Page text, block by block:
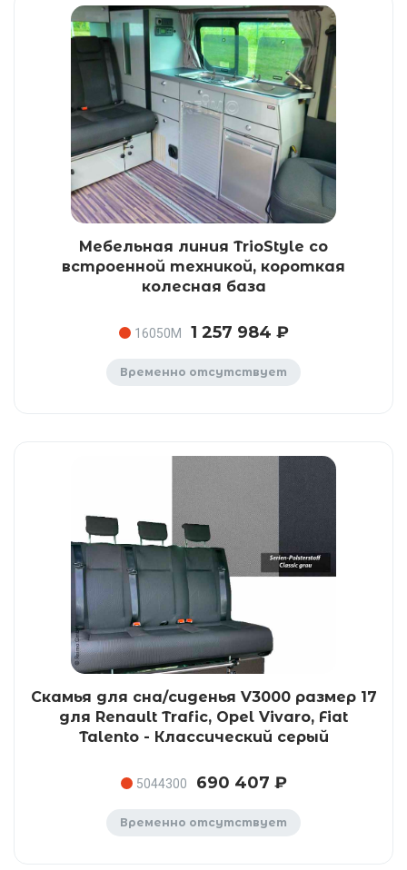
Мебельная линия TrioStyle со
встроенной техникой, короткая
колесная база
16050M 1 257 984 ₽
Временно отсутствует
Скамья для сна/сиденья V3000 размер 17
для Renault Trafic, Opel Vivaro, Fiat
Talento - Классический серый
5044300 690 407 ₽
Временно отсутствует